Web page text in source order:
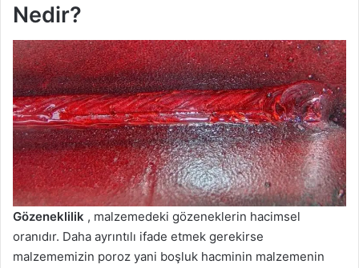
Nedir?
Gözeneklilik , malzemedeki gözeneklerin hacimsel
oranıdır. Daha ayrıntılı ifade etmek gerekirse
malzememizin poroz yani boşluk hacminin malzemenin